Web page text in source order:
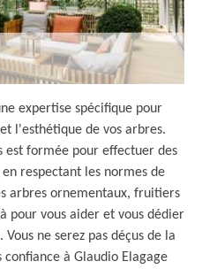
expertise spécifique pour
l'esthétique de vos arbres.
est formée pour effectuer des
respectant les normes de
arbres ornementaux, fruitiers
pour vous aider et vous dédier
ne serez pas déçus de la
à Glaudio Elagage